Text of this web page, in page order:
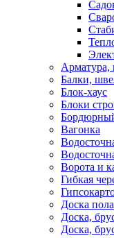
Арматура,
Балки,
Блок-хаус
Блоки
Вагонка
Ворота и
Гибкая
Доска пола
Доска,
Доска,